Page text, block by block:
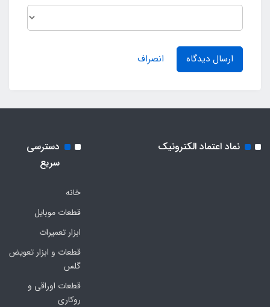
ارسال دیدگاه انصراف
نماد اعتماد الکترونیک
دسترسی
سریع
خانه
قطعات موبایل
ابزار تعمیرات
قطعات و ابزار تعویض
گلس
قطعات اوراقی و
روکاری